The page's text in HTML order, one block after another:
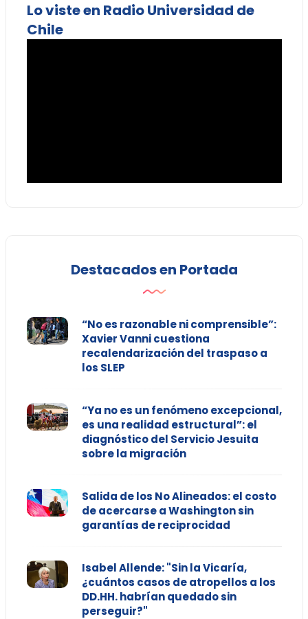
Lo viste en Radio Universidad de
Chile
Destacados en Portada
“No es razonable ni comprensible”:
Xavier Vanni cuestiona
recalendarización del traspaso a
los SLEP
“Ya no es un fenómeno excepcional,
es una realidad estructural”: el
diagnóstico del Servicio Jesuita
sobre la migración
Salida de los No Alineados: el costo
de acercarse a Washington sin
garantías de reciprocidad
Isabel Allende: "Sin la Vicaría,
¿cuántos casos de atropellos a los
DD.HH. habrían quedado sin
perseguir?"